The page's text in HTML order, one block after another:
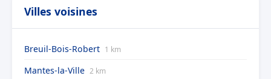
Villes voisines
Breuil-Bois-Robert 1 km
Mantes-la-Ville 2 km